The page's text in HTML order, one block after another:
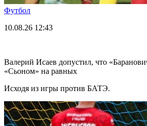
Футбол
10.08.26 12:43
Валерий Исаев допустил, что
«Сьоном» на равных
Исходя из игры против БАТЭ.